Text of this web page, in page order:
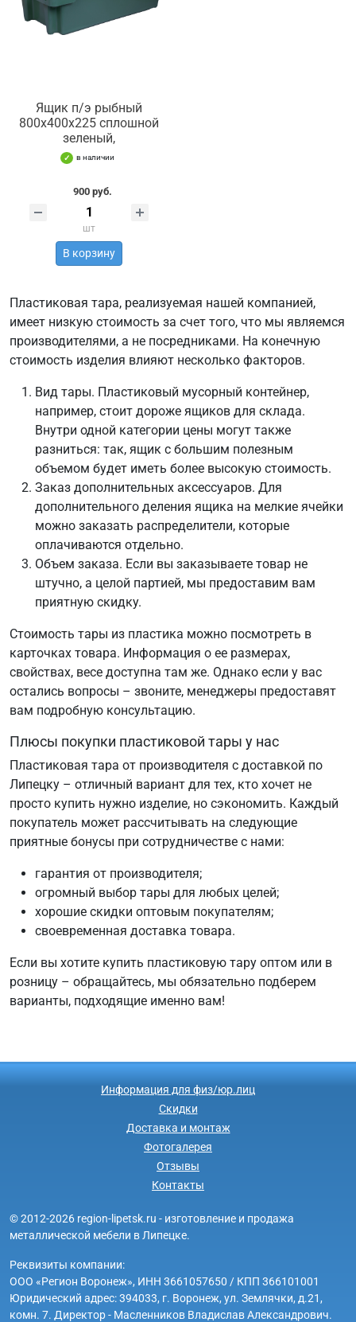
Ящик п/э рыбный
800х400х225 сплошной
зеленый,
в наличии
900 руб.
шт
В корзину
Пластиковая тара, реализуемая нашей компанией,
имеет низкую стоимость за счет того, что мы являемся
производителями, а не посредниками. На конечную
стоимость изделия влияют несколько факторов.
Вид тары. Пластиковый мусорный контейнер,
например, стоит дороже ящиков для склада.
Внутри одной категории цены могут также
разниться: так, ящик с большим полезным
объемом будет иметь более высокую стоимость.
Заказ дополнительных аксессуаров. Для
дополнительного деления ящика на мелкие ячейки
можно заказать распределители, которые
оплачиваются отдельно.
Объем заказа. Если вы заказываете товар не
штучно, а целой партией, мы предоставим вам
приятную скидку.
Стоимость тары из пластика можно посмотреть в
карточках товара. Информация о ее размерах,
свойствах, весе доступна там же. Однако если у вас
остались вопросы – звоните, менеджеры предоставят
вам подробную консультацию.
Плюсы покупки пластиковой тары у нас
Пластиковая тара от производителя с доставкой по
Липецку – отличный вариант для тех, кто хочет не
просто купить нужно изделие, но сэкономить. Каждый
покупатель может рассчитывать на следующие
приятные бонусы при сотрудничестве с нами:
гарантия от производителя;
огромный выбор тары для любых целей;
хорошие скидки оптовым покупателям;
своевременная доставка товара.
Если вы хотите купить пластиковую тару оптом или в
розницу – обращайтесь, мы обязательно подберем
варианты, подходящие именно вам!
Информация для физ/юр.лиц
Скидки
Доставка и монтаж
Фотогалерея
Отзывы
Контакты
© 2012-2026 region-lipetsk.ru - изготовление и продажа
металлической мебели в Липецке.
Реквизиты компании:
ООО «Регион Воронеж», ИНН 3661057650 / КПП 366101001
Юридический адрес: 394033, г. Воронеж, ул. Землячки, д.21,
комн. 7. Директор - Масленников Владислав Александрович.